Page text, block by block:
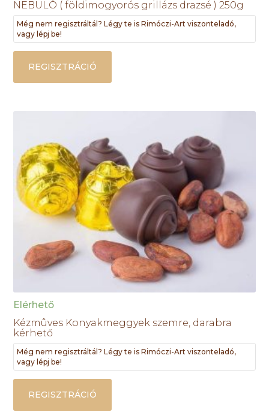
NEBULÓ ( földimogyorós grillázs drazsé ) 250g
Még nem regisztráltál? Légy te is Rimóczi-Art viszonteladó,
vagy lépj be!
REGISZTRÁCIÓ
Elérhető
Kézmûves Konyakmeggyek szemre, darabra
kérhető
Még nem regisztráltál? Légy te is Rimóczi-Art viszonteladó,
vagy lépj be!
REGISZTRÁCIÓ